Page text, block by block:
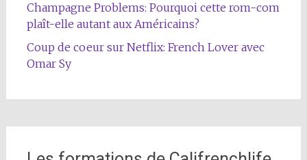
Champagne Problems: Pourquoi cette rom-com
plaît-elle autant aux Américains?
Coup de coeur sur Netflix: French Lover avec
Omar Sy